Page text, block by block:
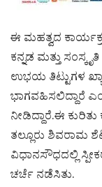
ಈ ಮಹತ್ವದ
ಕನ್ನಡ ಮತ್ತು
ಉಭಯ ತಿಟ್ಟುಗಳ
ಭಾಗವಹಿಸಲಿದ್ದಾರೆ
ನೀಡಿದ್ದಾರೆ.ಈ
ತಲ್ಲೂರು ಶಿವರಾಮ
ವಿಧಾನಸೌಧದಲ್ಲಿ
ಚರ್ಚೆ ನಡೆಸಿತು.